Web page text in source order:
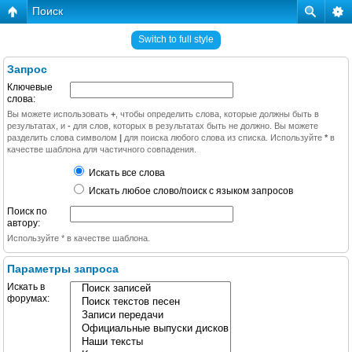
Поиск
Switch to full style
Запрос
Ключевые
слова:
Вы можете использовать + , чтобы определить слова, которые должны быть в
результатах, и - для слов, которых в результатах быть не должно. Вы можете
разделить слова символом | для поиска любого слова из списка. Используйте * в
качестве шаблона для частичного совпадения.
Искать все слова
Искать любое слово/поиск с языком запросов
Поиск по
автору:
Используйте * в качестве шаблона.
Параметры запроса
Искать в
форумах: